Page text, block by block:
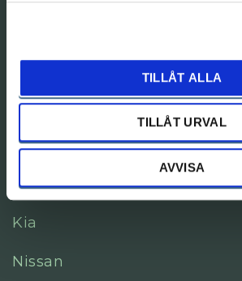
TILLÅT ALLA
TILLÅT URVAL
AVVISA
Bilförsäljning
Alla bilar i lager
Volvo
Mercedes-Benz
Kia
Nissan